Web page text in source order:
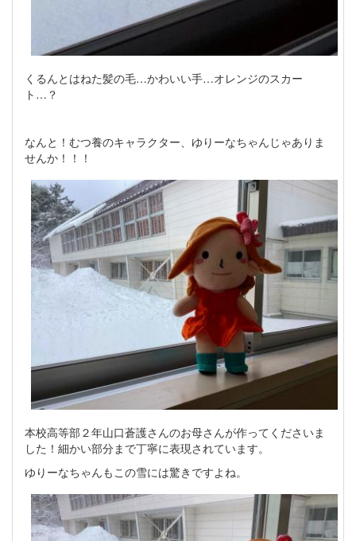
くるんとはねた髪の毛…かわいい手…オレンジのスカー
ト…？
なんと！むつ養のキャラクター、ゆりーなちゃんじゃありま
せんか！！！
本校高等部２年山口蒼護さんのお母さんが作ってくださいま
した！細かい部分まで丁寧に表現されています。
ゆりーなちゃんもこの雪には驚きですよね。